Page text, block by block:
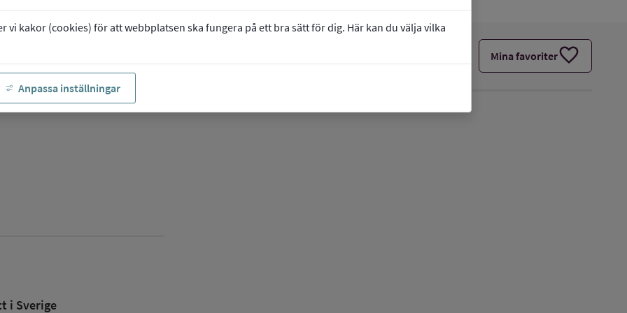
vi kakor (cookies) för att webbplatsen ska fungera på ett bra sätt för dig. Här kan du välja vilka
Anpassa inställningar
Mina favoriterfavorite
i Sverige